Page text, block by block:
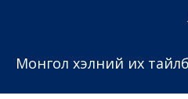
Монгол хэлний их